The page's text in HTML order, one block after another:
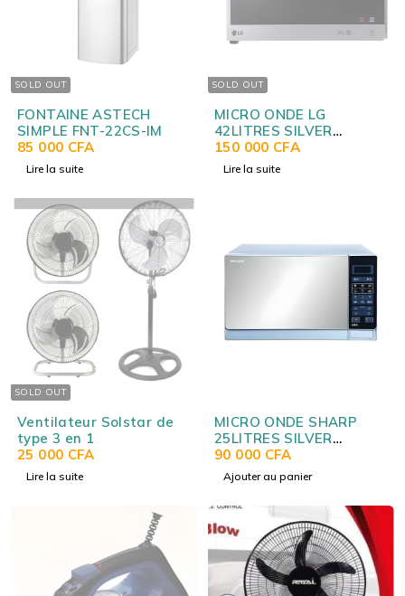
SOLD OUT
FONTAINE ASTECH
SIMPLE FNT-22CS-IM
85 000 CFA
Lire la suite
SOLD OUT
MICRO ONDE LG
42LITRES SILVER
MS4295
150 000 CFA
Lire la suite
SOLD OUT
Ventilateur Solstar de
type 3 en 1
25 000 CFA
Lire la suite
MICRO ONDE SHARP
25LITRES SILVER
R75MT(S)
90 000 CFA
Ajouter au panier